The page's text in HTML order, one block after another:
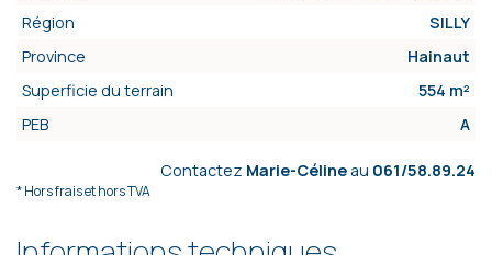
Région
SILLY
Province
Hainaut
Superficie du terrain
554 m²
PEB
A
Contactez Marie-Céline au 061/58.89.24
* Hors frais et hors TVA